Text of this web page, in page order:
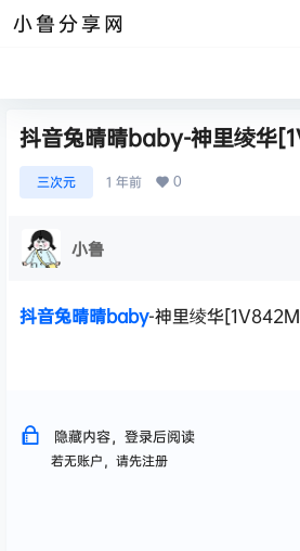
小鲁分享网
抖音兔晴晴baby-神里绫华
三次元 1 年前 0
小鲁
抖音兔晴晴baby-神里绫华
隐藏内容，登录后阅读
若无账户，请先注册